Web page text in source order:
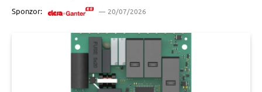
Sponzor: 20/07/2026